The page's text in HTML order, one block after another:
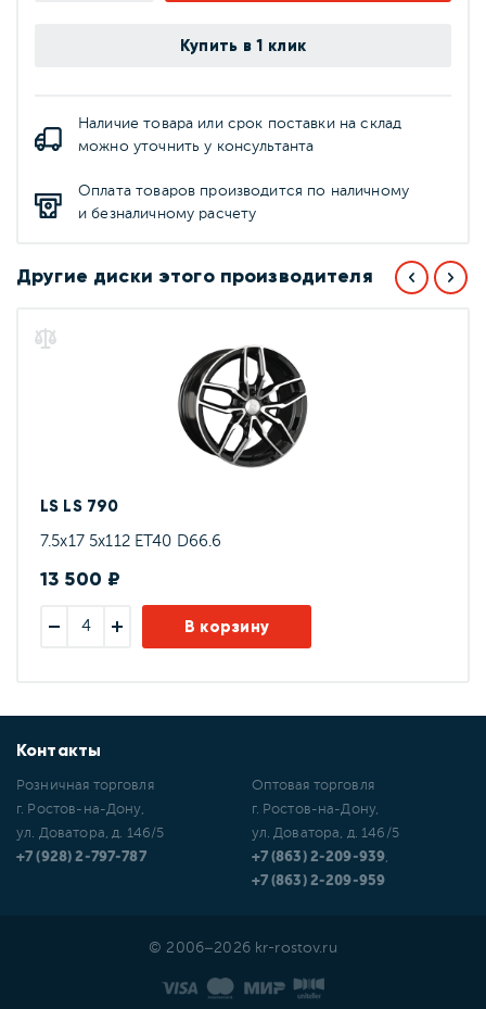
Купить в 1 клик
Наличие товара или срок поставки на склад
можно уточнить у консультанта
Оплата товаров производится по наличному
и безналичному расчету
Другие диски этого производителя
LS LS 790
7.5x17 5x112 ET40 D66.6
13 500 ₽
В корзину
Контакты
Розничная торговля
г. Ростов-на-Дону,
ул. Доватора, д. 146/5
+7 (928) 2-797-787
Оптовая торговля
г. Ростов-на-Дону,
ул. Доватора, д. 146/5
+7 (863) 2-209-939,
+7 (863) 2-209-959
© 2006–2026 kr-rostov.ru